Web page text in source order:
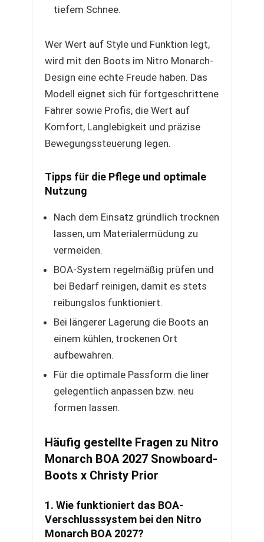
tiefem Schnee.
Wer Wert auf Style und Funktion legt,
wird mit den Boots im Nitro Monarch-
Design eine echte Freude haben. Das
Modell eignet sich für fortgeschrittene
Fahrer sowie Profis, die Wert auf
Komfort, Langlebigkeit und präzise
Bewegungssteuerung legen.
Tipps für die Pflege und optimale
Nutzung
Nach dem Einsatz gründlich trocknen
lassen, um Materialermüdung zu
vermeiden.
BOA-System regelmäßig prüfen und
bei Bedarf reinigen, damit es stets
reibungslos funktioniert.
Bei längerer Lagerung die Boots an
einem kühlen, trockenen Ort
aufbewahren.
Für die optimale Passform die liner
gelegentlich anpassen bzw. neu
formen lassen.
Häufig gestellte Fragen zu Nitro
Monarch BOA 2027 Snowboard-
Boots x Christy Prior
1. Wie funktioniert das BOA-
Verschlusssystem bei den Nitro
Monarch BOA 2027?